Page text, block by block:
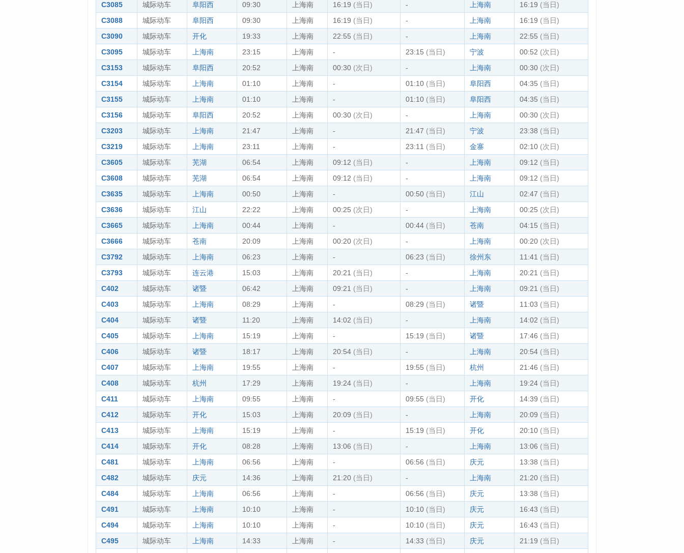
C3085
城际动车 阜阳西 09:30 上海南 16:19 (当日) - 上海南 16:19 (当日)
C3088
城际动车 阜阳西 09:30 上海南 16:19 (当日) - 上海南 16:19 (当日)
C3090
城际动车 开化 19:33 上海南 22:55 (当日) - 上海南 22:55 (当日)
C3095
城际动车 上海南 23:15 上海南 - 23:15 (当日) 宁波 00:52 (次日)
C3153
城际动车 阜阳西 20:52 上海南 00:30 (次日) - 上海南 00:30 (次日)
C3154
城际动车 上海南 01:10 上海南 - 01:10 (当日) 阜阳西 04:35 (当日)
C3155
城际动车 上海南 01:10 上海南 - 01:10 (当日) 阜阳西 04:35 (当日)
C3156
城际动车 阜阳西 20:52 上海南 00:30 (次日) - 上海南 00:30 (次日)
C3203
城际动车 上海南 21:47 上海南 - 21:47 (当日) 宁波 23:38 (当日)
C3219
城际动车 上海南 23:11 上海南 - 23:11 (当日) 金寨 02:10 (次日)
C3605
城际动车 芜湖 06:54 上海南 09:12 (当日) - 上海南 09:12 (当日)
C3608
城际动车 芜湖 06:54 上海南 09:12 (当日) - 上海南 09:12 (当日)
C3635
城际动车 上海南 00:50 上海南 - 00:50 (当日) 江山 02:47 (当日)
C3636
城际动车 江山 22:22 上海南 00:25 (次日) - 上海南 00:25 (次日)
C3665
城际动车 上海南 00:44 上海南 - 00:44 (当日) 苍南 04:15 (当日)
C3666
城际动车 苍南 20:09 上海南 00:20 (次日) - 上海南 00:20 (次日)
C3792
城际动车 上海南 06:23 上海南 - 06:23 (当日) 徐州东 11:41 (当日)
C3793
城际动车 连云港 15:03 上海南 20:21 (当日) - 上海南 20:21 (当日)
C402
城际动车 诸暨 06:42 上海南 09:21 (当日) - 上海南 09:21 (当日)
C403
城际动车 上海南 08:29 上海南 - 08:29 (当日) 诸暨 11:03 (当日)
C404
城际动车 诸暨 11:20 上海南 14:02 (当日) - 上海南 14:02 (当日)
C405
城际动车 上海南 15:19 上海南 - 15:19 (当日) 诸暨 17:46 (当日)
C406
城际动车 诸暨 18:17 上海南 20:54 (当日) - 上海南 20:54 (当日)
C407
城际动车 上海南 19:55 上海南 - 19:55 (当日) 杭州 21:46 (当日)
C408
城际动车 杭州 17:29 上海南 19:24 (当日) - 上海南 19:24 (当日)
C411
城际动车 上海南 09:55 上海南 - 09:55 (当日) 开化 14:39 (当日)
C412
城际动车 开化 15:03 上海南 20:09 (当日) - 上海南 20:09 (当日)
C413
城际动车 上海南 15:19 上海南 - 15:19 (当日) 开化 20:10 (当日)
C414
城际动车 开化 08:28 上海南 13:06 (当日) - 上海南 13:06 (当日)
C481
城际动车 上海南 06:56 上海南 - 06:56 (当日) 庆元 13:38 (当日)
C482
城际动车 庆元 14:36 上海南 21:20 (当日) - 上海南 21:20 (当日)
C484
城际动车 上海南 06:56 上海南 - 06:56 (当日) 庆元 13:38 (当日)
C491
城际动车 上海南 10:10 上海南 - 10:10 (当日) 庆元 16:43 (当日)
C494
城际动车 上海南 10:10 上海南 - 10:10 (当日) 庆元 16:43 (当日)
C495
城际动车 上海南 14:33 上海南 - 14:33 (当日) 庆元 21:19 (当日)